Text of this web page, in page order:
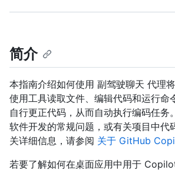
简介
本指南介绍如何使用 副驾驶聊天 代理将
使用工具读取文件、编辑代码和运行命
自行更正代码，从而自动执行编码任务
软件开发的常规问题，或有关项目中代
关详细信息，请参阅 关于 GitHub
若要了解如何在桌面应用中用于